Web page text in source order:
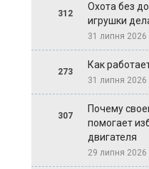
312
Охота без
игрушки
31 липня 2026
273
Как
31 липня 2026
307
Почему
помогает
двигателя
29 липня 2026